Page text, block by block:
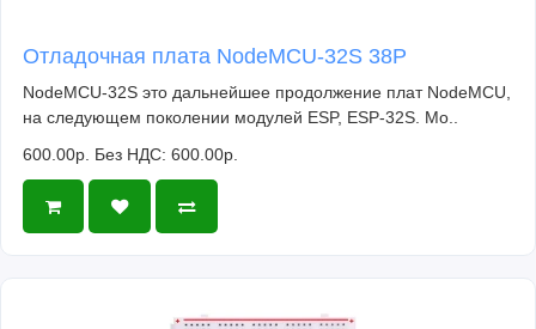
Отладочная плата NodeMCU-32S 38P
NodeMCU-32S это дальнейшее продолжение плат NodeMCU,
на следующем поколении модулей ESP, ESP-32S. Мо..
600.00р. Без НДС: 600.00р.